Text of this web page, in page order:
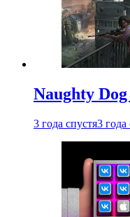
Naughty
3 года спустя3 года